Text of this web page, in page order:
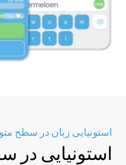
استونیایی زبان در سطح
استونیایی در